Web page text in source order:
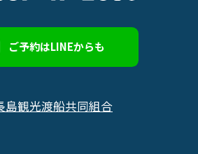
ご予約はLINEからも
島観光渡船共同組合